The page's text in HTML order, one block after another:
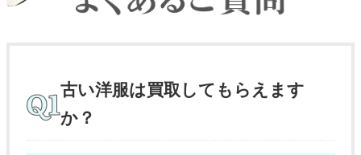
古い洋服は買取してもらえます
か？